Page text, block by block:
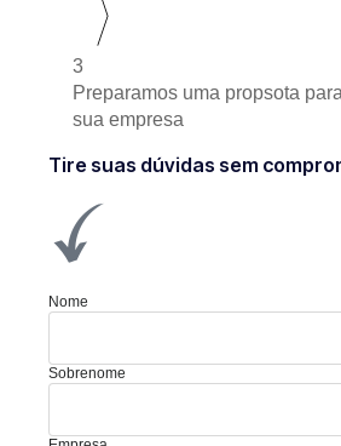
3
Preparamos uma propsota
sua empresa
Tire suas dúvidas sem
Nome
Sobrenome